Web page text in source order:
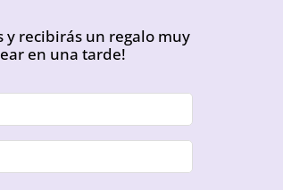
y recibirás un regalo muy
en una tarde!